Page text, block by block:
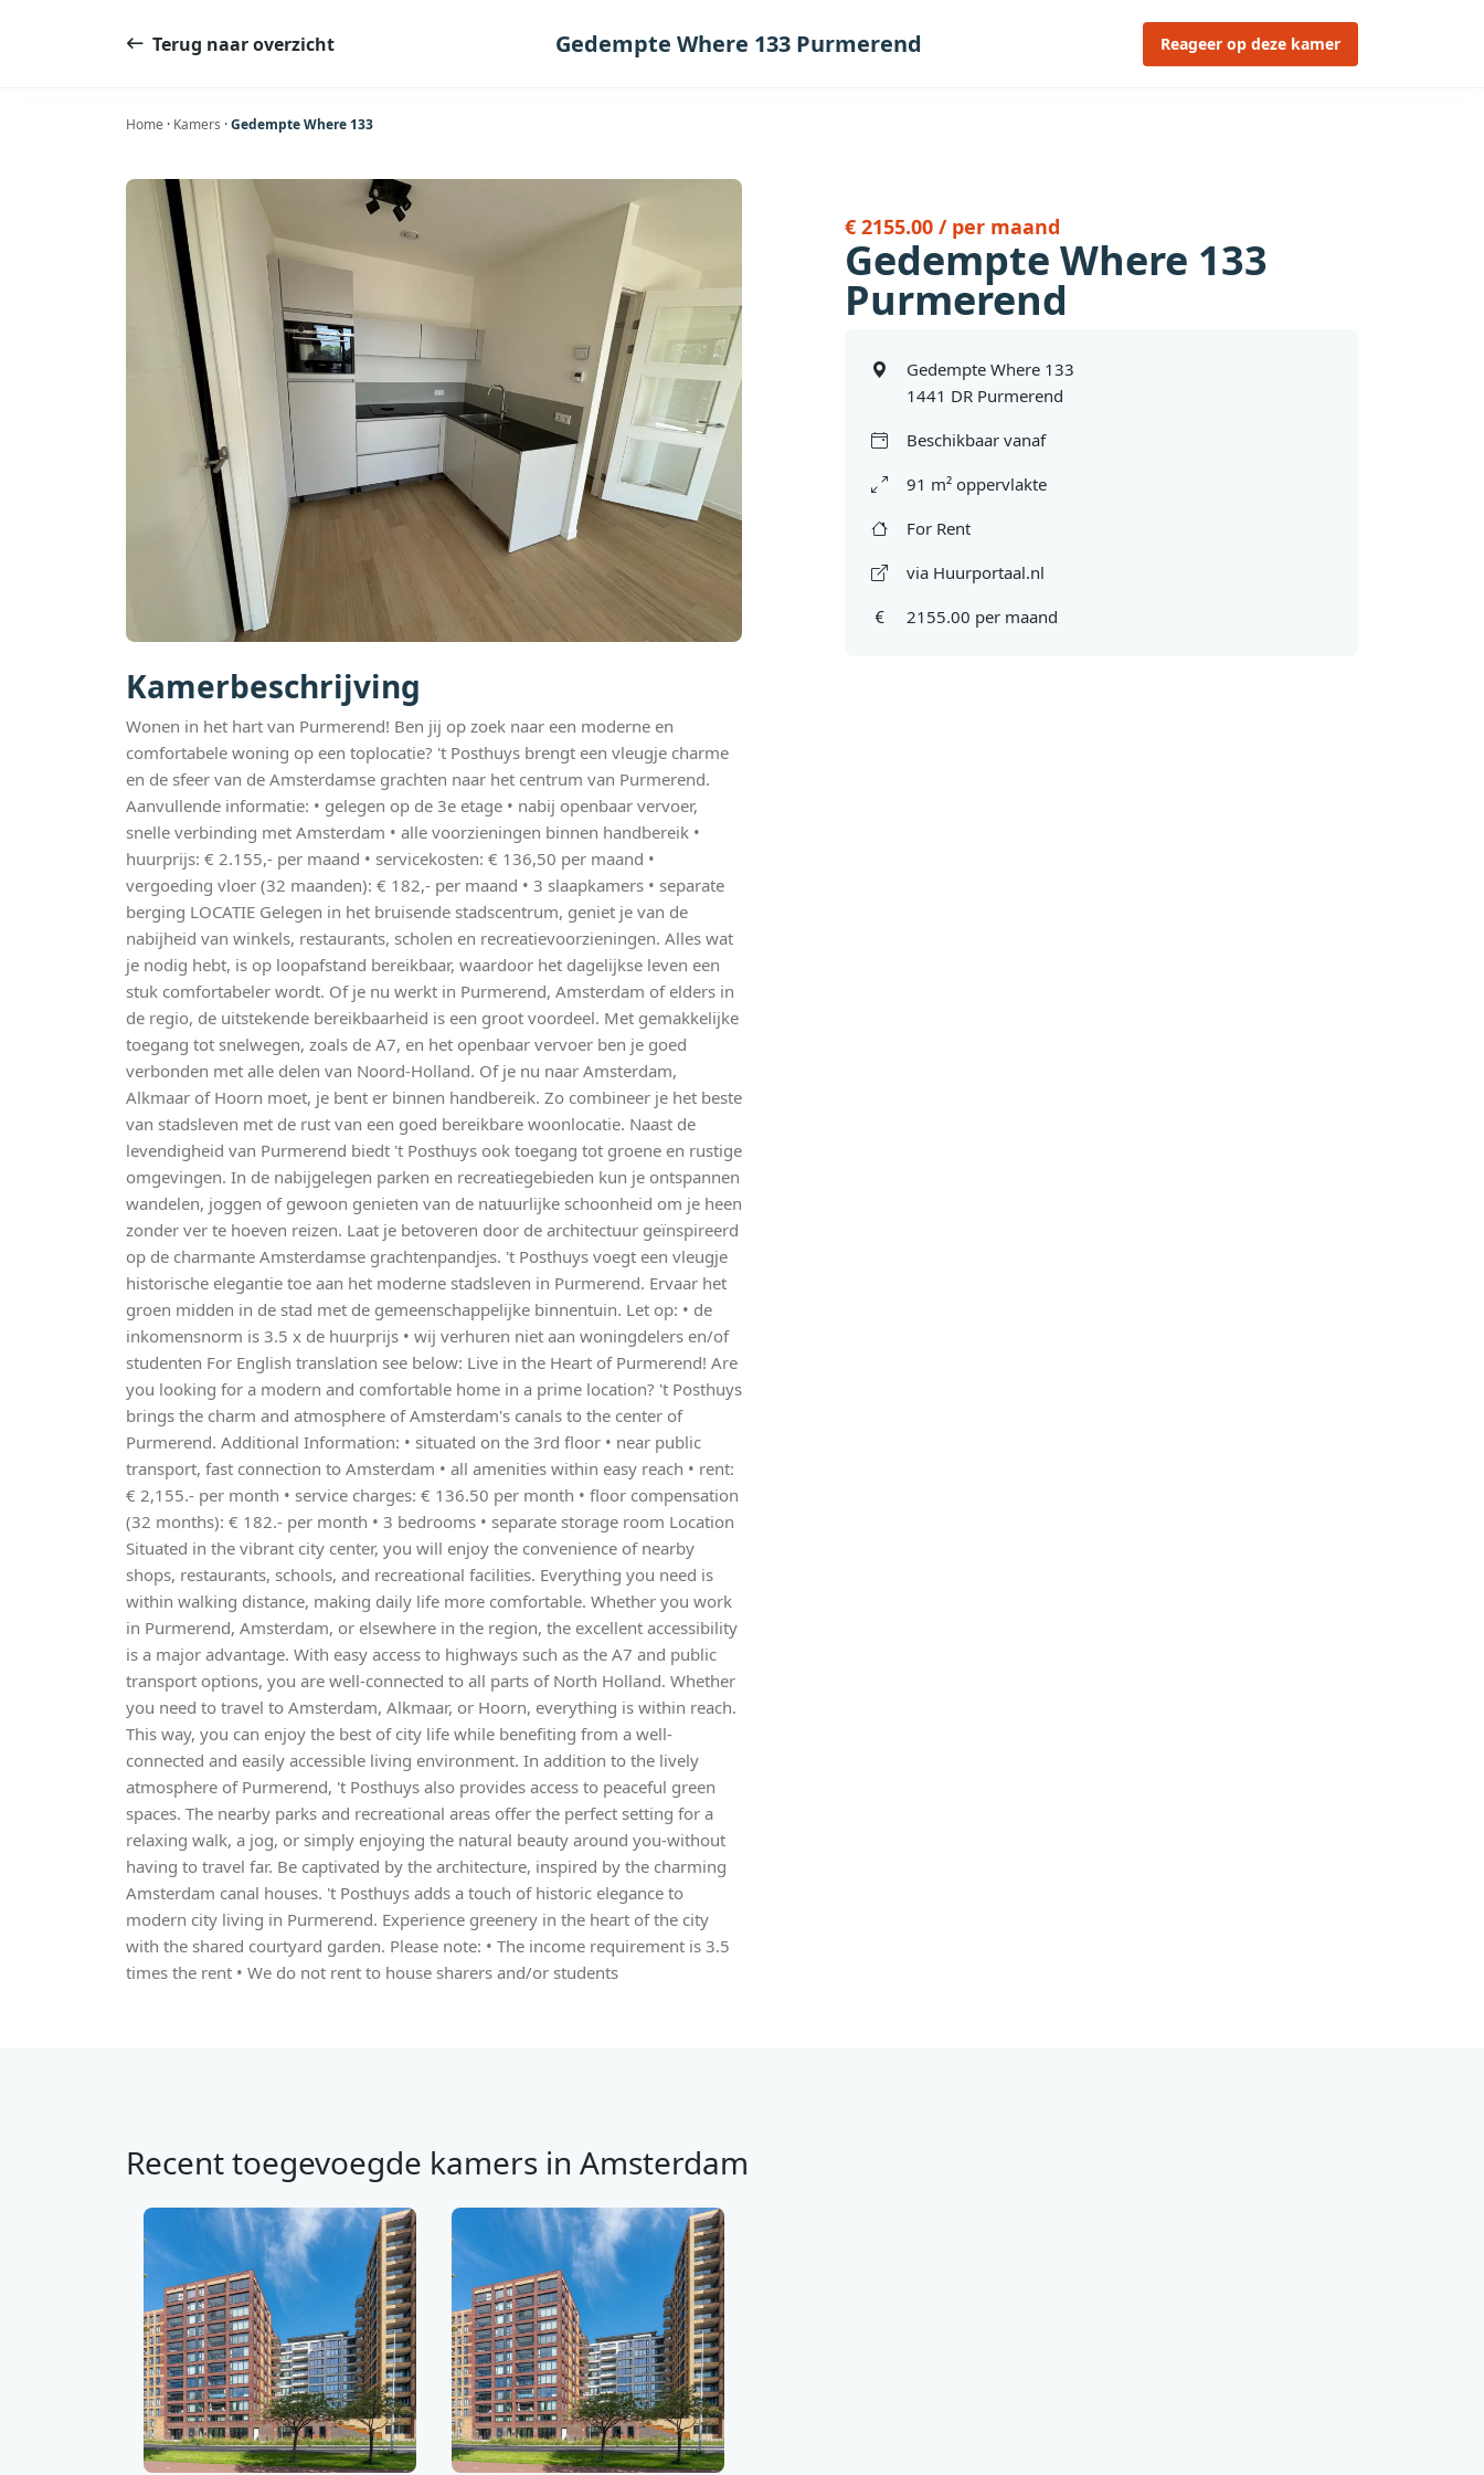
Terug naar overzicht Gedempte Where 133 Purmerend Reageer op deze kamer
Home · Kamers ·Gedempte Where 133
Kamerbeschrijving
Wonen in het hart van Purmerend! Ben jij op zoek naar een moderne en
comfortabele woning op een toplocatie? 't Posthuys brengt een vleugje charme
en de sfeer van de Amsterdamse grachten naar het centrum van Purmerend.
Aanvullende informatie: • gelegen op de 3e etage • nabij openbaar vervoer,
snelle verbinding met Amsterdam • alle voorzieningen binnen handbereik •
huurprijs: € 2.155,- per maand • servicekosten: € 136,50 per maand •
vergoeding vloer (32 maanden): € 182,- per maand • 3 slaapkamers • separate
berging LOCATIE Gelegen in het bruisende stadscentrum, geniet je van de
nabijheid van winkels, restaurants, scholen en recreatievoorzieningen. Alles wat
je nodig hebt, is op loopafstand bereikbaar, waardoor het dagelijkse leven een
stuk comfortabeler wordt. Of je nu werkt in Purmerend, Amsterdam of elders in
de regio, de uitstekende bereikbaarheid is een groot voordeel. Met gemakkelijke
toegang tot snelwegen, zoals de A7, en het openbaar vervoer ben je goed
verbonden met alle delen van Noord-Holland. Of je nu naar Amsterdam,
Alkmaar of Hoorn moet, je bent er binnen handbereik. Zo combineer je het beste
van stadsleven met de rust van een goed bereikbare woonlocatie. Naast de
levendigheid van Purmerend biedt 't Posthuys ook toegang tot groene en rustige
omgevingen. In de nabijgelegen parken en recreatiegebieden kun je ontspannen
wandelen, joggen of gewoon genieten van de natuurlijke schoonheid om je heen
zonder ver te hoeven reizen. Laat je betoveren door de architectuur geïnspireerd
op de charmante Amsterdamse grachtenpandjes. 't Posthuys voegt een vleugje
historische elegantie toe aan het moderne stadsleven in Purmerend. Ervaar het
groen midden in de stad met de gemeenschappelijke binnentuin. Let op: • de
inkomensnorm is 3.5 x de huurprijs • wij verhuren niet aan woningdelers en/of
studenten For English translation see below: Live in the Heart of Purmerend! Are
you looking for a modern and comfortable home in a prime location? 't Posthuys
brings the charm and atmosphere of Amsterdam's canals to the center of
Purmerend. Additional Information: • situated on the 3rd floor • near public
transport, fast connection to Amsterdam • all amenities within easy reach • rent:
€ 2,155.- per month • service charges: € 136.50 per month • floor compensation
(32 months): € 182.- per month • 3 bedrooms • separate storage room Location
Situated in the vibrant city center, you will enjoy the convenience of nearby
shops, restaurants, schools, and recreational facilities. Everything you need is
within walking distance, making daily life more comfortable. Whether you work
in Purmerend, Amsterdam, or elsewhere in the region, the excellent accessibility
is a major advantage. With easy access to highways such as the A7 and public
transport options, you are well-connected to all parts of North Holland. Whether
you need to travel to Amsterdam, Alkmaar, or Hoorn, everything is within reach.
This way, you can enjoy the best of city life while benefiting from a well-
connected and easily accessible living environment. In addition to the lively
atmosphere of Purmerend, 't Posthuys also provides access to peaceful green
spaces. The nearby parks and recreational areas offer the perfect setting for a
relaxing walk, a jog, or simply enjoying the natural beauty around you-without
having to travel far. Be captivated by the architecture, inspired by the charming
Amsterdam canal houses. 't Posthuys adds a touch of historic elegance to
modern city living in Purmerend. Experience greenery in the heart of the city
with the shared courtyard garden. Please note: • The income requirement is 3.5
times the rent • We do not rent to house sharers and/or students
€ 2155.00 / per maand
Gedempte Where 133
Purmerend
Gedempte Where 133
1441 DR Purmerend
Beschikbaar vanaf
91 m² oppervlakte
For Rent
via Huurportaal.nl
2155.00 per maand
Recent toegevoegde kamers in Amsterdam